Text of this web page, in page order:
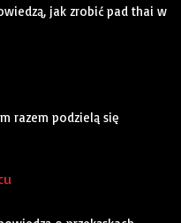
jak zrobić pad thai w
razem podzielą się